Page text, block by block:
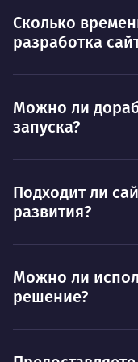
Нравится
Дышать. Без
Договариваться.
Ты — это то, что
сказано.
Сколько
разработка
Можно ли
запуска?
Подходит ли
развития?
Можно ли
решение?